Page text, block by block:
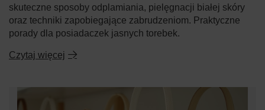
skuteczne sposoby odplamiania, pielęgnacji białej skóry
oraz techniki zapobiegające zabrudzeniom. Praktyczne
porady dla posiadaczek jasnych torebek.
Czytaj więcej